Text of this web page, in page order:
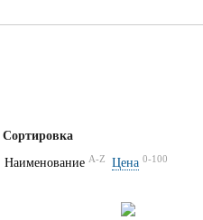
Сортировка
Наименование A-Z Цена 0-100